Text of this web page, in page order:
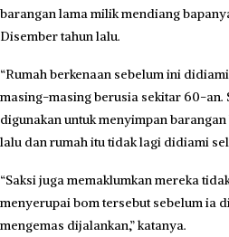
barangan lama milik mendiang
Disember tahun lalu.
“Rumah berkenaan sebelum ini
masing-masing berusia sekitar 60-
digunakan untuk menyimpan
lalu dan rumah itu tidak lagi didiami
“Saksi juga memaklumkan mereka
menyerupai bom tersebut sebelum ia
mengemas dijalankan,” katanya.